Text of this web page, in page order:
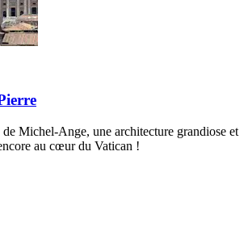
Michel-Ange, une architecture grandiose et
au cœur du Vatican !